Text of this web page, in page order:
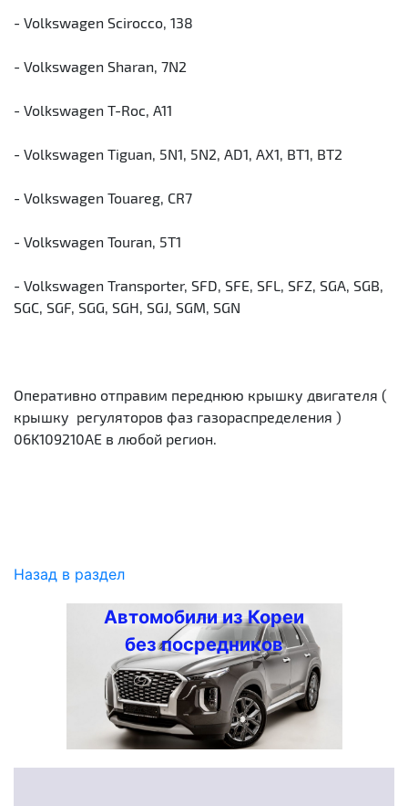
- Volkswagen Scirocco, 138
- Volkswagen Sharan, 7N2
- Volkswagen T-Roc, A11
- Volkswagen Tiguan, 5N1, 5N2, AD1, AX1, BT1, BT2
- Volkswagen Touareg, CR7
- Volkswagen Touran, 5T1
- Volkswagen Transporter, SFD, SFE, SFL, SFZ, SGA, SGB,
SGC, SGF, SGG, SGH, SGJ, SGM, SGN
Оперативно отправим переднюю крышку двигателя (
крышку регуляторов фаз газораспределения )
06K109210AE в любой регион.
Назад в раздел
Автомобили из Кореи
без посредников